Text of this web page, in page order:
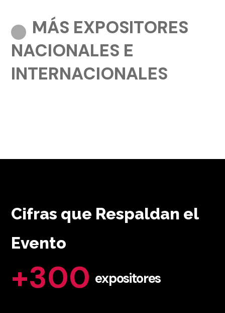
MÁS EXPOSITORES
NACIONALES E
INTERNACIONALES
MAYOR DIVERSIDAD
TECNOLÓGICA
Cifras que Respaldan el
Evento
+300 expositores